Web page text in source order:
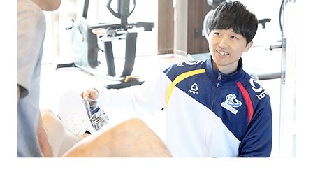
◆月・火・木・金
13:00～15:00は比較
的スムーズにご案内
できます◆